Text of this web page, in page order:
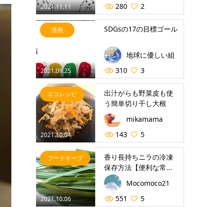
2021.11.11
280
2
2021.09.25
漫画 SDGsの17の目標ゴール
地球に優しい組
310
3
2021.10.04
エコレシピ
出汁がらも野菜皮も使
う簡単切り干し大根
mikamama
143
5
2021.10.06
フードキープ
香り長持ちニラの冷凍
保存方法【便利な常...
Mocomoco21
551
5